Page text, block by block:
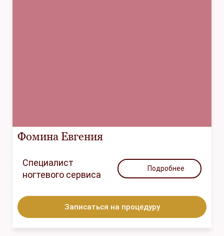
Фомина Евгения
Специалист
ногтевого сервиса
Подробнее
Записаться на процедуру